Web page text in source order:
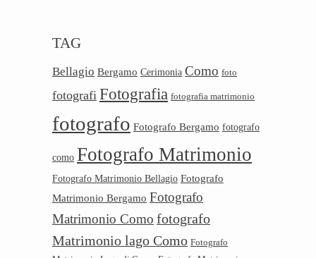
TAG
Bellagio Bergamo Cerimonia Como foto
fotografi Fotografia fotografia matrimonio
fotografo Fotografo Bergamo fotografo
como Fotografo Matrimonio
Fotografo Matrimonio Bellagio Fotografo
Matrimonio Bergamo Fotografo
Matrimonio Como fotografo
Matrimonio lago Como Fotografo